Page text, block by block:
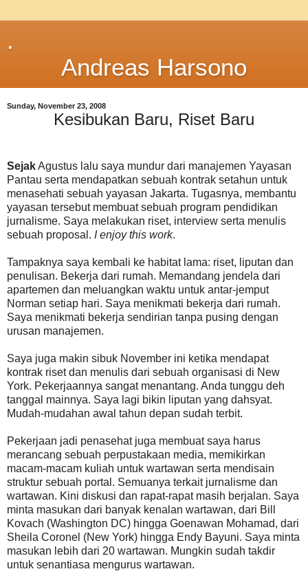
.
Andreas Harsono
Sunday, November 23, 2008
Kesibukan Baru, Riset Baru
SejakAgustus lalu saya mundur dari manajemen Yayasan
Pantau serta mendapatkan sebuah kontrak setahun untuk
menasehati sebuah yayasan Jakarta. Tugasnya, membantu
yayasan tersebut membuat sebuah program pendidikan
jurnalisme. Saya melakukan riset, interview serta menulis
sebuah proposal. I enjoy this work.
Tampaknya saya kembali ke habitat lama: riset, liputan dan
penulisan. Bekerja dari rumah. Memandang jendela dari
apartemen dan meluangkan waktu untuk antar-jemput
Norman setiap hari. Saya menikmati bekerja dari rumah.
Saya menikmati bekerja sendirian tanpa pusing dengan
urusan manajemen.
Saya juga makin sibuk November ini ketika mendapat
kontrak riset dan menulis dari sebuah organisasi di New
York. Pekerjaannya sangat menantang. Anda tunggu deh
tanggal mainnya. Saya lagi bikin liputan yang dahsyat.
Mudah-mudahan awal tahun depan sudah terbit.
Pekerjaan jadi penasehat juga membuat saya harus
merancang sebuah perpustakaan media, memikirkan
macam-macam kuliah untuk wartawan serta mendisain
struktur sebuah portal. Semuanya terkait jurnalisme dan
wartawan. Kini diskusi dan rapat-rapat masih berjalan. Saya
minta masukan dari banyak kenalan wartawan, dari Bill
Kovach (Washington DC) hingga Goenawan Mohamad, dari
Sheila Coronel (New York) hingga Endy Bayuni. Saya minta
masukan lebih dari 20 wartawan. Mungkin sudah takdir
untuk senantiasa mengurus wartawan.